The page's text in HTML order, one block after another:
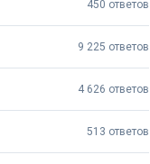
450 ответов
9 225 ответов
4 626 ответов
513 ответов